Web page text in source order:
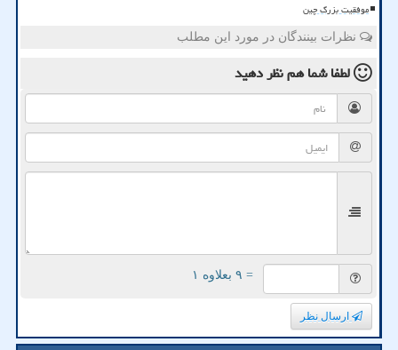
موفقیت بزرگ چین
نظرات بینندگان در مورد این مطلب
لطفا شما همنظر دهید
= ۹ بعلاوه ۱
ارسال نظر